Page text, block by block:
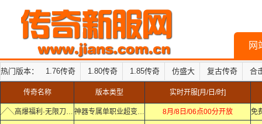
网
热门版本： 1.76传奇 1.80传奇 1.85传奇 仿盛大 复古传奇 合
传奇名称 版本类型 实时开服[月/日/时]
╱╲高爆福利·无限刀╱╲ 神器专属单职业超变迷失中变 8月/8日/06点00分开放